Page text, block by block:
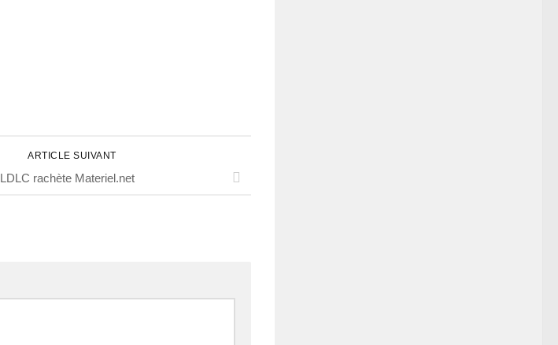
ARTICLE SUIVANT
LDLC rachète Materiel.net